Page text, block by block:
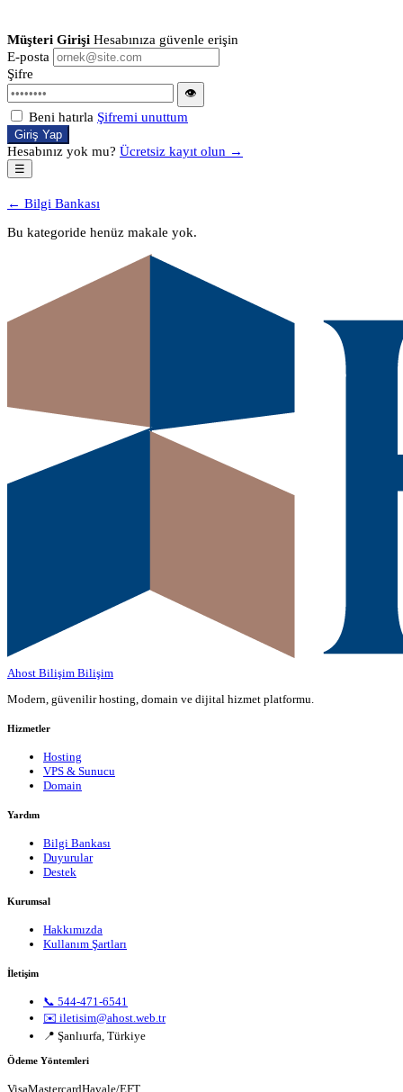
Müşteri Girişi Hesabınıza güvenle erişin
E-posta
Şifre
👁
Beni hatırla Şifremi unuttum
Giriş Yap
Hesabınız yok mu? Ücretsiz kayıt olun →
☰
← Bilgi Bankası
Bu kategoride henüz makale yok.
Ahost Bilişim Bilişim
Modern, güvenilir hosting, domain ve dijital hizmet platformu.
Hizmetler
Hosting
VPS & Sunucu
Domain
Yardım
Bilgi Bankası
Duyurular
Destek
Kurumsal
Hakkımızda
Kullanım Şartları
İletişim
📞 544-471-6541
✉️ iletisim@ahost.web.tr
📍 Şanlıurfa, Türkiye
Ödeme Yöntemleri
VisaMastercardHavale/EFT